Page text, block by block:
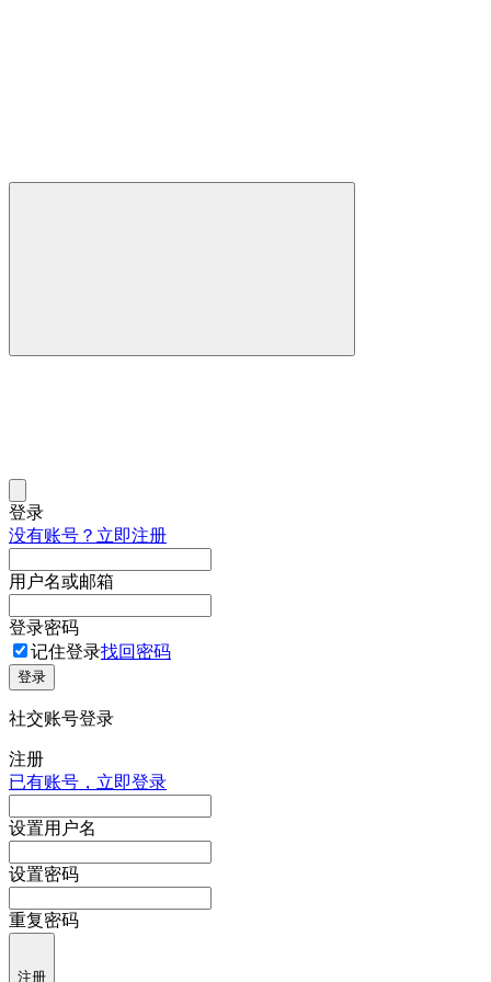
登录
没有账号？立即注册
用户名或邮箱
登录密码
记住登录找回密码
登录
社交账号登录
注册
已有账号，立即登录
设置用户名
设置密码
重复密码
注册